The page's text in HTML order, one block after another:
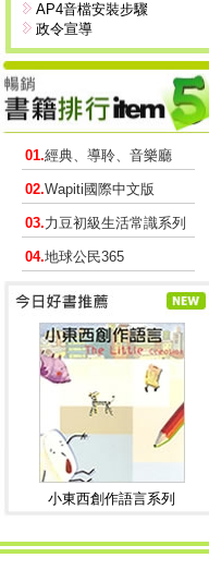
AP4音檔安裝步驟
政令宣導
01.經典、導聆、音樂廳
02.Wapiti國際中文版
03.力豆初級生活常識系列
04.地球公民365
小東西創作語言系列